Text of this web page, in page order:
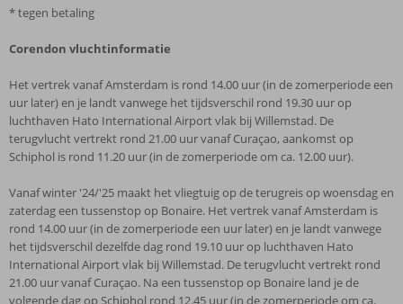
* tegen betaling
Corendon vluchtinformatie
Het vertrek vanaf Amsterdam is rond 14.00 uur (in de zomerperiode een
uur later) en je landt vanwege het tijdsverschil rond 19.30 uur op
luchthaven Hato International Airport vlak bij Willemstad. De
terugvlucht vertrekt rond 21.00 uur vanaf Curaçao, aankomst op
Schiphol is rond 11.20 uur (in de zomerperiode om ca. 12.00 uur).
Vanaf winter '24/'25 maakt het vliegtuig op de terugreis op woensdag en
zaterdag een tussenstop op Bonaire. Het vertrek vanaf Amsterdam is
rond 14.00 uur (in de zomerperiode een uur later) en je landt vanwege
het tijdsverschil dezelfde dag rond 19.10 uur op luchthaven Hato
International Airport vlak bij Willemstad. De terugvlucht vertrekt rond
21.00 uur vanaf Curaçao. Na een tussenstop op Bonaire land je de
volgende dag op Schiphol rond 12.45 uur (in de zomerperiode om ca.